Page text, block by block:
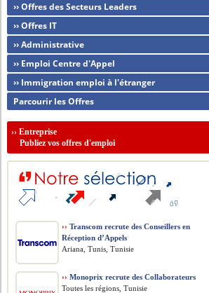
›› Offres des Secteurs Leaders
›› Offres IT
›› Administrative
›› Emploi Centre d'Appel
›› Immigration emploi à l'étranger
Parcourir les Offres
››Entreprise
Publiez vos offres d'emploi
›› Transcom recrute des Conseillers en
Réception d’Appels
Ariana, Tunis, Tunisie
›› Monoprix recrute des Collaborateurs
Toutes les régions, Tunisie